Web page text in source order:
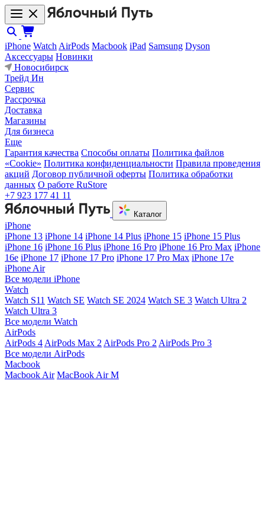
iPhone Watch AirPods Macbook iPad Samsung Dyson
Аксессуары Новинки
Новосибирск
Трейд Ин
Сервис
Рассрочка
Доставка
Магазины
Для бизнеса
Еще
Гарантия качества Способы оплаты Политика файлов
«Cookie» Политика конфиденциальности Правила проведения
акций Договор публичной оферты Политика обработки
данных О работе RuStore
+7 923 177 41 11
Каталог
iPhone
iPhone 13 iPhone 14 iPhone 14 Plus iPhone 15 iPhone 15 Plus
iPhone 16 iPhone 16 Plus iPhone 16 Pro iPhone 16 Pro Max iPhone
16e iPhone 17 iPhone 17 Pro iPhone 17 Pro Max iPhone 17e
iPhone Air
Все модели iPhone
Watch
Watch S11 Watch SE Watch SE 2024 Watch SE 3 Watch Ultra 2
Watch Ultra 3
Все модели Watch
AirPods
AirPods 4 AirPods Max 2 AirPods Pro 2 AirPods Pro 3
Все модели AirPods
Macbook
Macbook Air MacBook Air M